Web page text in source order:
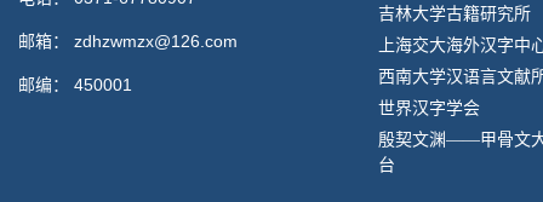
邮箱： zdhzwmzx@126.com
邮编： 450001
吉林大学古籍研究所
上海交大海外汉字中
西南大学汉语言文献
世界汉字学会
殷契文渊——甲骨文
台